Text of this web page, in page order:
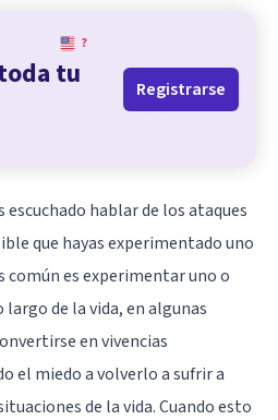
?
tu
Registrarse
escuchado hablar de los ataques
que hayas experimentado uno
común es experimentar uno o
largo de la vida, en algunas
en vivencias
el miedo a volverlo a sufrir a
de la vida. Cuando esto